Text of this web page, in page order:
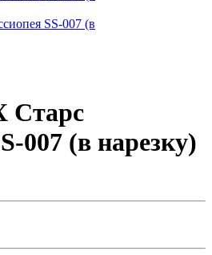
Старс
007 (в нарезку)